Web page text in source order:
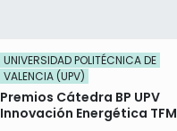
UNIVERSIDAD POLITÉCNICA DE
VALENCIA (UPV)
Premios Cátedra BP UPV
Innovación Energética TFM